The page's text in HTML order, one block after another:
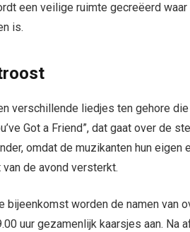
een veilige ruimte gecreëerd
is.
verschillende liedjes ten gehore
Got a Friend”, dat gaat over de
omdat de muzikanten hun eigen
de avond versterkt.
bijeenkomst worden de namen van
uur gezamenlijk kaarsjes aan.